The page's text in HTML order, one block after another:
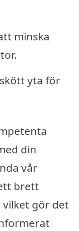
minska
yta för
din
vår
brett
vilket gör det